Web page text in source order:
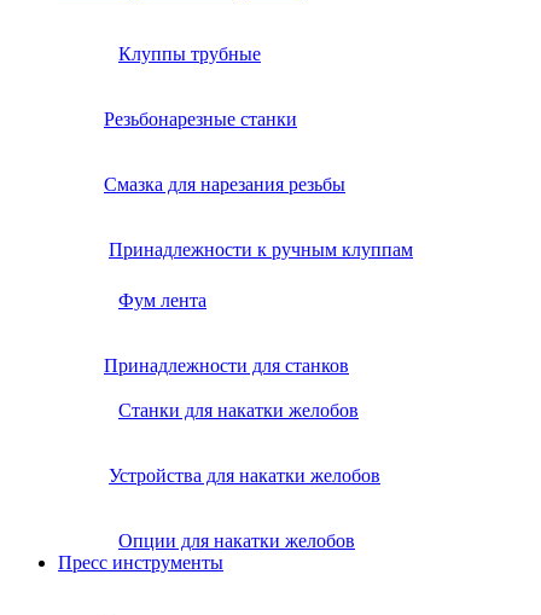
Клуппы трубные
Резьбонарезные станки
Смазка для нарезания резьбы
Принадлежности к ручным клуппам
Фум лента
Принадлежности для станков
Станки для накатки желобов
Устройства для накатки желобов
Опции для накатки желобов
Пресс инструменты